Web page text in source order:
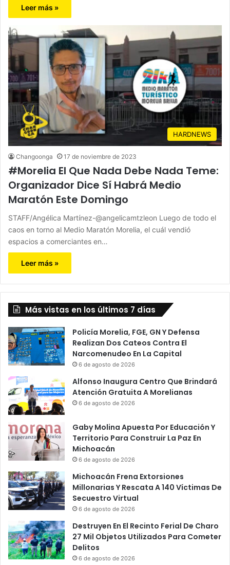
Leer más »
HARDNEWS
Changoonga 17 de noviembre de 2023
#Morelia El Que Nada Debe Nada Teme:
Organizador Dice Sí Habrá Medio
Maratón Este Domingo
STAFF/Angélica Martínez-@angelicamtzleon Luego de todo el
caos en torno al Medio Maratón Morelia, el cuál vendió
espacios a comerciantes en…
Leer más »
Más vistas en los últimos 7 días
Policía Morelia, FGE, GN Y Defensa
Realizan Dos Cateos Contra El
Narcomenudeo En La Capital
6 de agosto de 2026
Alfonso Inaugura Centro Que Brindará
Atención Gratuita A Morelianas
6 de agosto de 2026
Gaby Molina Apuesta Por Educación Y
Territorio Para Construir La Paz En
Michoacán
6 de agosto de 2026
Michoacán Frena Extorsiones
Millonarias Y Rescata A 140 Víctimas De
Secuestro Virtual
6 de agosto de 2026
Destruyen En El Recinto Ferial De Charo
27 Mil Objetos Utilizados Para Cometer
Delitos
6 de agosto de 2026